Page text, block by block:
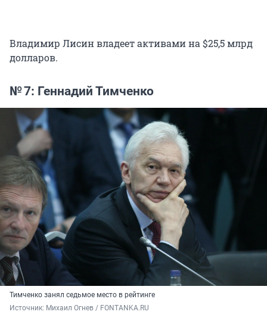
Владимир Лисин владеет активами на $25,5 млрд
долларов.
№ 7: Геннадий Тимченко
Тимченко занял седьмое место в рейтинге
Источник: Михаил Огнев / FONTANKA.RU